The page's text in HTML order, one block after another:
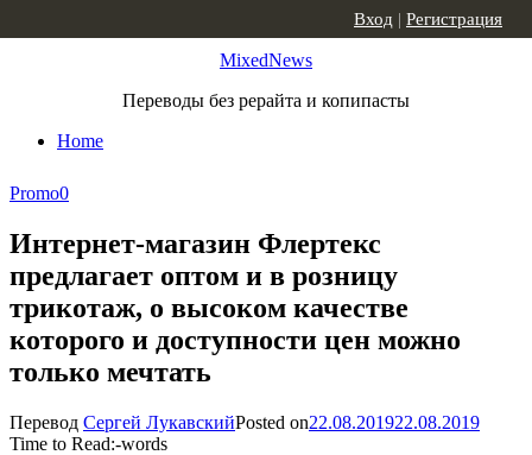
MixedNews
Переводы без рерайта и копипасты
Home
Вход | Регистрация
Promo0
Интернет-магазин Флертекс
предлагает оптом и в розницу
трикотаж, о высоком качестве
которого и доступности цен можно
только мечтать
Перевод Сергей ЛукавскийPosted on22.08.201922.08.2019
Time to Read:-words